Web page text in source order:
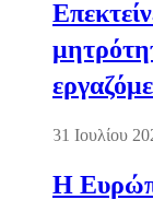
31 Ιουλίου
Η